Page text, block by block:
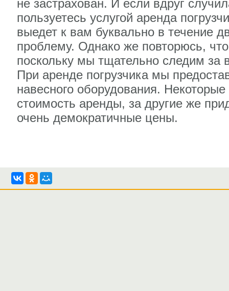
не застрахован. И если вдруг
пользуетесь услугой аренда
выедет к вам буквально в течение
проблему. Однако же повторюсь,
поскольку мы тщательно следим за
При аренде погрузчика мы
навесного оборудования.
стоимость аренды, за другие же
очень демократичные цены.